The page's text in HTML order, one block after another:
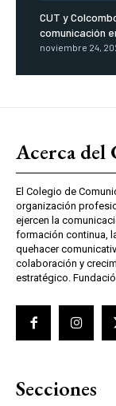
CUT y
comunicación
noviembre 24,
Acerca del
El Colegio de
organización
ejercen la
formación continua,
quehacer
colaboración y
estratégico.
Secciones